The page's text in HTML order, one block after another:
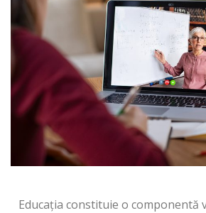
Educaţia constituie o componentă